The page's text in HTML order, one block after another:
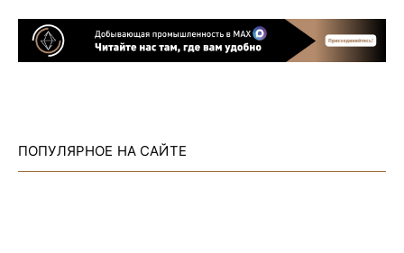
ПОПУЛЯРНОЕ НА САЙТЕ